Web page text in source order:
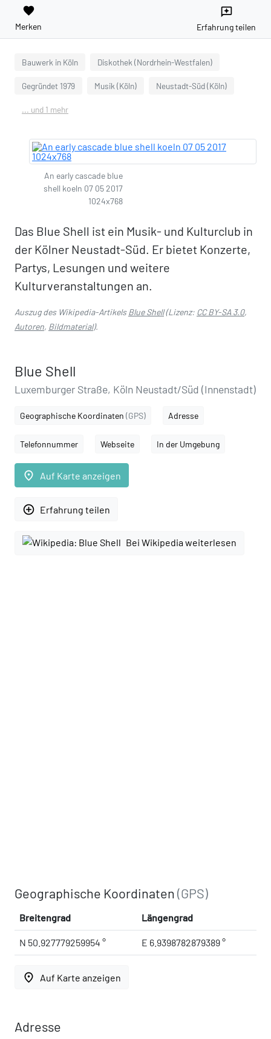
favorite
Merken
reviews
Erfahrung teilen
Bauwerk in Köln Diskothek (Nordrhein-Westfalen)
Gegründet 1979 Musik (Köln) Neustadt-Süd (Köln)
... und 1 mehr
An early cascade blue
shell koeln 07 05 2017
1024x768
Das Blue Shell ist ein Musik- und Kulturclub in
der Kölner Neustadt-Süd. Er bietet Konzerte,
Partys, Lesungen und weitere
Kulturveranstaltungen an.
Auszug des Wikipedia-ArtikelsBlue Shell(Lizenz: CC BY-SA 3.0,
Autoren, Bildmaterial).
Blue Shell
Luxemburger Straße, Köln Neustadt/Süd (Innenstadt)
Geographische Koordinaten (GPS) Adresse
Telefonnummer Webseite In der Umgebung
place Auf Karte anzeigen
add_circle_outline Erfahrung teilen
Bei Wikipedia weiterlesen
Geographische Koordinaten(GPS)
Breitengrad Längengrad
N 50.927779259954 ° E 6.9398782879389 °
place Auf Karte anzeigen
Adresse